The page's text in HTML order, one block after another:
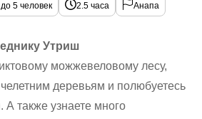
до 5 человек 2.5 часа Анапа
Утриш
можжевеловому лесу,
деревьям и полюбуетесь
А также узнаете много